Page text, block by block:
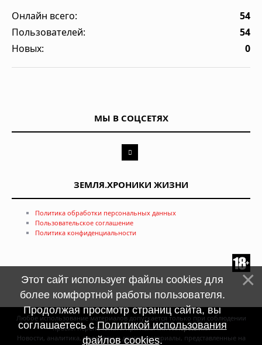
Онлайн всего:
54
Пользователей:
54
Новых:
0
МЫ В СОЦСЕТЯХ
ЗЕМЛЯ.ХРОНИКИ ЖИЗНИ
Политика обработки персональных данных
Пользовательское соглашение
Политика конфиденциальности
Любое использование материалов допускается только при соблюдении
правил перепечатки и при наличиигиперссылки
Новости, аналитика, прогнозы и другие материалы, представленные на
Этот сайт использует файлы cookies для
более комфортной работы пользователя.
Продолжая просмотр страниц сайта, вы
соглашаетесь сПолитикой использования
файлов cookies.